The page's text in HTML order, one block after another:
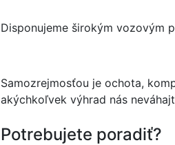
Disponujeme širokým vozovým
Samozrejmosťou je ochota,
akýchkoľvek výhrad nás
Potrebujete poradiť?